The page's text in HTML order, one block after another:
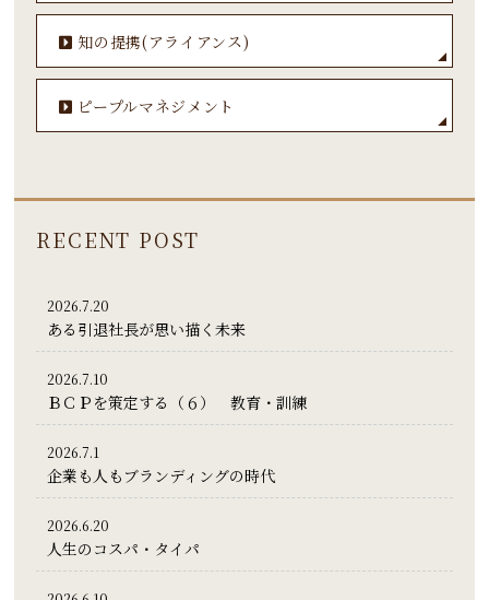
知の提携(アライアンス)
ピープルマネジメント
RECENT POST
2026.7.20
ある引退社長が思い描く未来
2026.7.10
ＢＣＰを策定する（６） 教育・訓練
2026.7.1
企業も人もブランディングの時代
2026.6.20
人生のコスパ・タイパ